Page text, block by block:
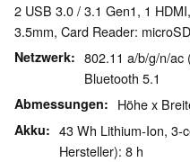
2 USB 3.0 / 3.1 Gen1, 1
3.5mm, Card Reader:
Netzwerk
802.11 a/b/g/n/ac
Bluetooth 5.1
Abmessungen Höhe x
Akku
43 Wh Lithium-Ion, 3-
Hersteller): 8 h